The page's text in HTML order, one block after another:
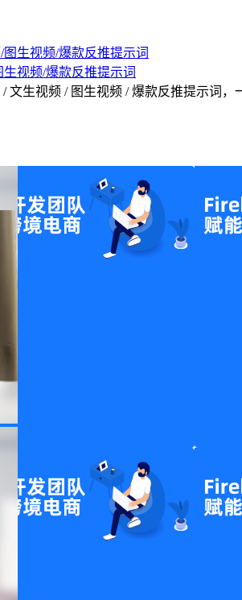
视频/爆款反推提示词
文生视频 / 图生视频 / 爆款反推提示词